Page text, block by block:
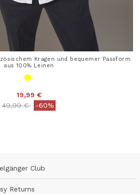
Kragen und bequemer Passform
aus 100% Leinen
19,99 €
Price reduced from
49,99 €to-60%
Club
Returns